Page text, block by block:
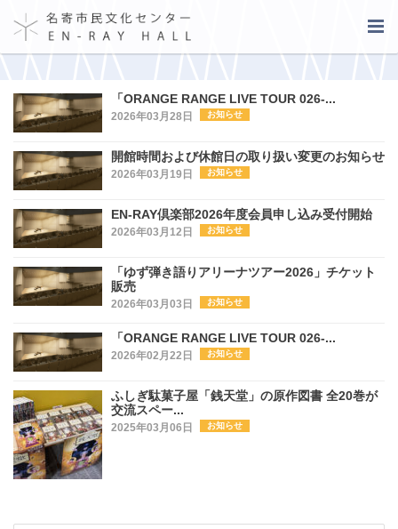
「ORANGE RANGE LIVE TOUR 026-...
2026年03月28日 お知らせ
開館時間および休館日の取り扱い変更のお知らせ
2026年03月19日 お知らせ
EN-RAY倶楽部2026年度会員申し込み受付開始
2026年03月12日 お知らせ
「ゆず弾き語りアリーナツアー2026」チケット
販売
2026年03月03日 お知らせ
「ORANGE RANGE LIVE TOUR 026-...
2026年02月22日 お知らせ
ふしぎ駄菓子屋「銭天堂」の原作図書 全20巻が
交流スペー...
2025年03月06日 お知らせ